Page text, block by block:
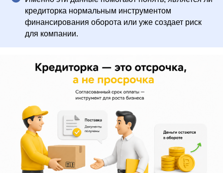
кредиторка нормальным инструментом
финансирования оборота или уже создает риск
для компании.